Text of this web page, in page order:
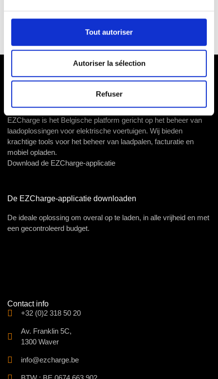
Tout autoriser
Autoriser la sélection
Refuser
EZCharge is het Belgische platform gericht op het beheer van
laadoplossingen voor elektrische voertuigen. Wij bieden
krachtige tools voor het beheer van laadpalen, facturatie en
mobiel opladen.
Download de EZCharge-applicatie
De EZCharge-applicatie downloaden
De ideale oplossing om overal op te laden, in alle vrijheid en met
een gecontroleerd budget.
Contact info
+32 (0)2 318 50 20
Av. Franklin 5C,
1300 Waver
info@ezcharge.be